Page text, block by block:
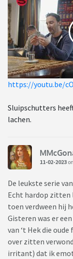
https://youtu.be/
Sluipschutters
lachen.
11-02-2023
De leukste serie
Echt hardop zitten
toen verdween hij
Gisteren was er
van ‘t Hek die
over zitten
irritant) dat ik